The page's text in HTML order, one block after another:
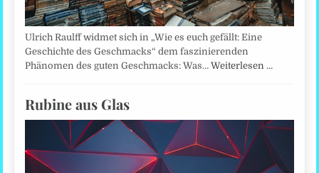
Ulrich Raulff widmet sich in „Wie es euch gefällt: Eine
Geschichte des Geschmacks“ dem faszinierenden
Phänomen des guten Geschmacks: Was…Weiterlesen …
Rubine aus Glas